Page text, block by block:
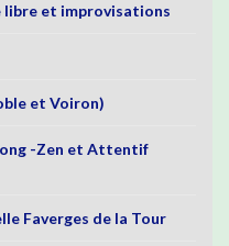
libre et improvisations
et Voiron)
-Zen et Attentif
Faverges de la Tour